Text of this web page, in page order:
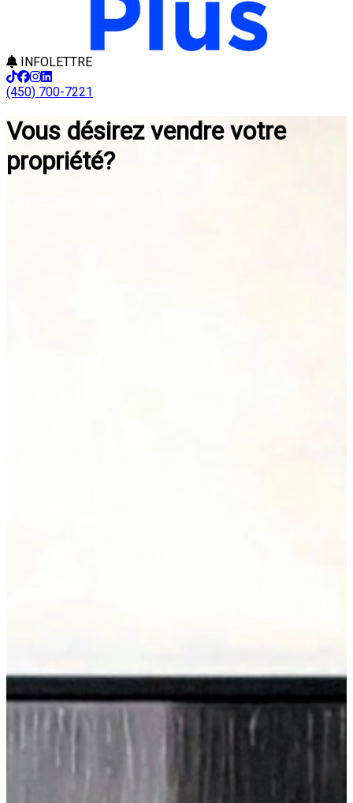
INFOLETTRE
(450) 700-7221
Vous désirez vendre votre
propriété?